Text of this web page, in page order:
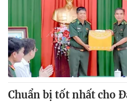
Sản phẩm
Thị trường
Tư vấn
Lịch phát sóng
Chuyên mục khác
Emagazine
Chuẩn bị tốt nhất cho